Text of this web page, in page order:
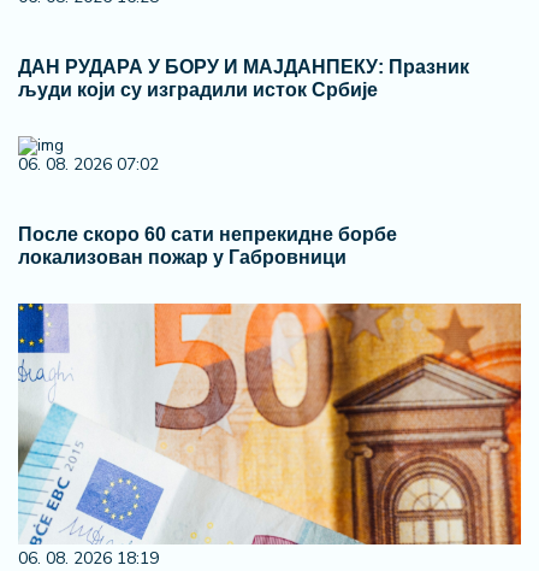
ДАН РУДАРА У БОРУ И МАЈДАНПЕКУ: Празник
људи који су изградили исток Србије
06. 08. 2026 07:02
После скоро 60 сати непрекидне борбе
локализован пожар у Габровници
06. 08. 2026 18:19